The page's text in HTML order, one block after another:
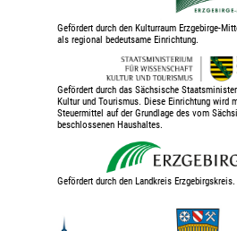
Gefördert durch den Kulturraum Erzgebirge-
als regional bedeutsame Einrichtung.
Gefördert durch das Sächsische
Kultur und Tourismus. Diese Einrichtung wird
Steuermittel auf der Grundlage des vom
beschlossenen Haushaltes.
Gefördert durch den Landkreis Erzgebirgskreis.